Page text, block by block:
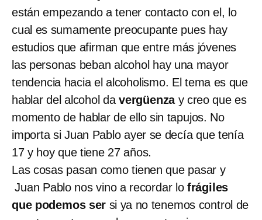
están empezando a tener contacto con el, lo
cual es sumamente preocupante pues hay
estudios que afirman que entre más jóvenes
las personas beban alcohol hay una mayor
tendencia hacia el alcoholismo. El tema es que
hablar del alcohol davergüenzay creo que es
momento de hablar de ello sin tapujos. No
importa si Juan Pablo ayer se decía que tenía
17 y hoy que tiene 27 años.
Las cosas pasan como tienen que pasar y
Juan Pablo nos vino a recordar lo frágiles
que podemos ser si ya no tenemos control de